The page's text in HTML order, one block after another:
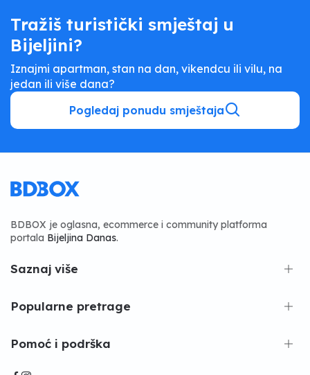
Tražiš turistički smještaj u
Bijeljini?
Iznajmi apartman, stan na dan, vikendcu ili vilu, na
jedan ili više dana?
Pogledaj ponudu smještaja
BDBOX je oglasna, ecommerce i community platforma
portala Bijeljina Danas.
Saznaj više
Popularne pretrage
Pomoć i podrška